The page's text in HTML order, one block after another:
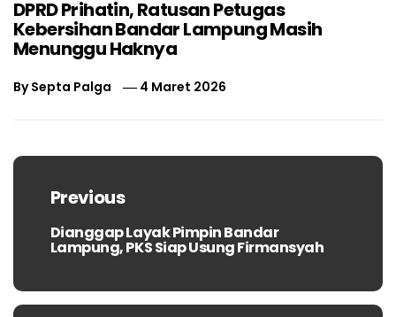
DPRD Prihatin, Ratusan Petugas
Kebersihan Bandar Lampung Masih
Menunggu Haknya
BySepta Palga 4 Maret 2026
Navigasi
posPrevious
Previous
post:
Dianggap Layak Pimpin Bandar
Lampung, PKS Siap Usung Firmansyah